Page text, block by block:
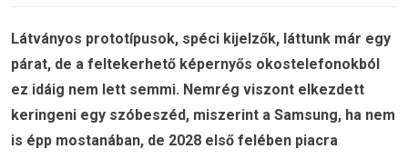
Látványos prototípusok, spéci kijelzők, láttunk már egy
párat, de a feltekerhető képernyős okostelefonokból
ez idáig nem lett semmi. Nemrég viszont elkezdett
keringeni egy szóbeszéd, miszerint a Samsung, ha nem
is épp mostanában, de 2028 első felében piacra